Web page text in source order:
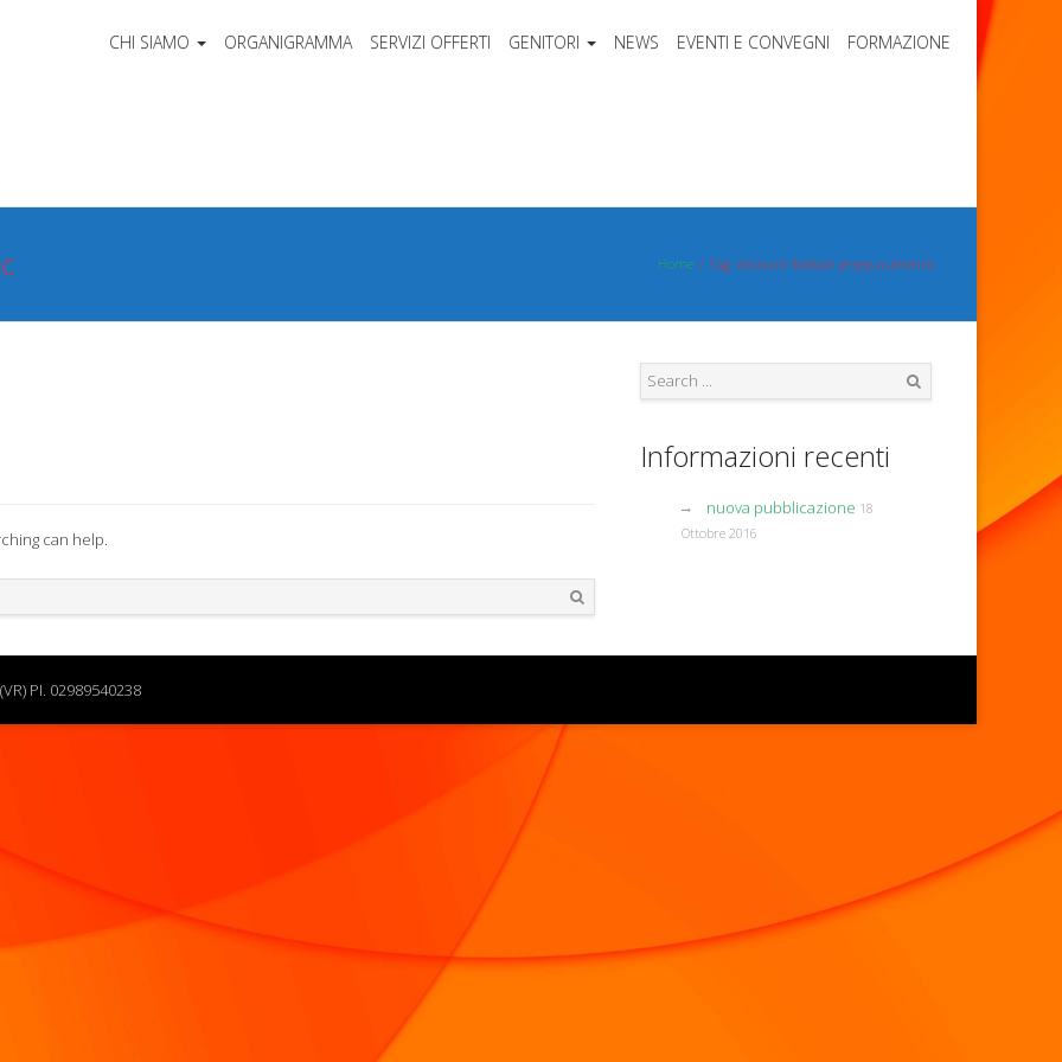
CHI SIAMO ORGANIGRAMMA SERVIZI OFFERTI GENITORI NEWS EVENTI E CONVEGNI FORMAZIONE
Home Tag: discount football jerseys authentic
can help.
Informazioni recenti
nuova pubblicazione 18
Ottobre 2016
PI. 02989540238